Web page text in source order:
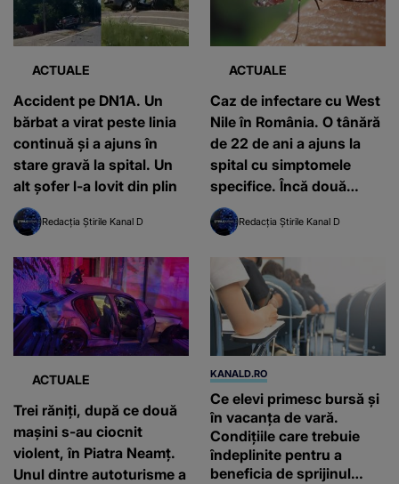
ACTUALE
Accident pe DN1A. Un
bărbat a virat peste linia
continuă și a ajuns în
stare gravă la spital. Un
alt șofer l-a lovit din plin
Redacția Știrile Kanal D
ACTUALE
Caz de infectare cu West
Nile în România. O tânără
de 22 de ani a ajuns la
spital cu simptomele
specifice. Încă două
cazuri ridică semne de
îngrijorare
Redacția Știrile Kanal D
ACTUALE
Trei răniți, după ce două
mașini s-au ciocnit
violent, în Piatra Neamț.
Unul dintre autoturisme a
KANALD.RO
Ce elevi primesc bursă și
în vacanța de vară.
Condițiile care trebuie
îndeplinite pentru a
beneficia de sprijinul